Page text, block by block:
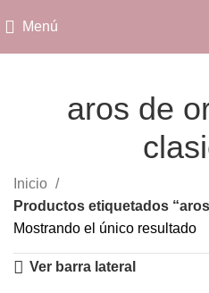
Menú
aros de
Inicio
Productos etiquetados
Mostrando el único resultado
Ver barra lateral